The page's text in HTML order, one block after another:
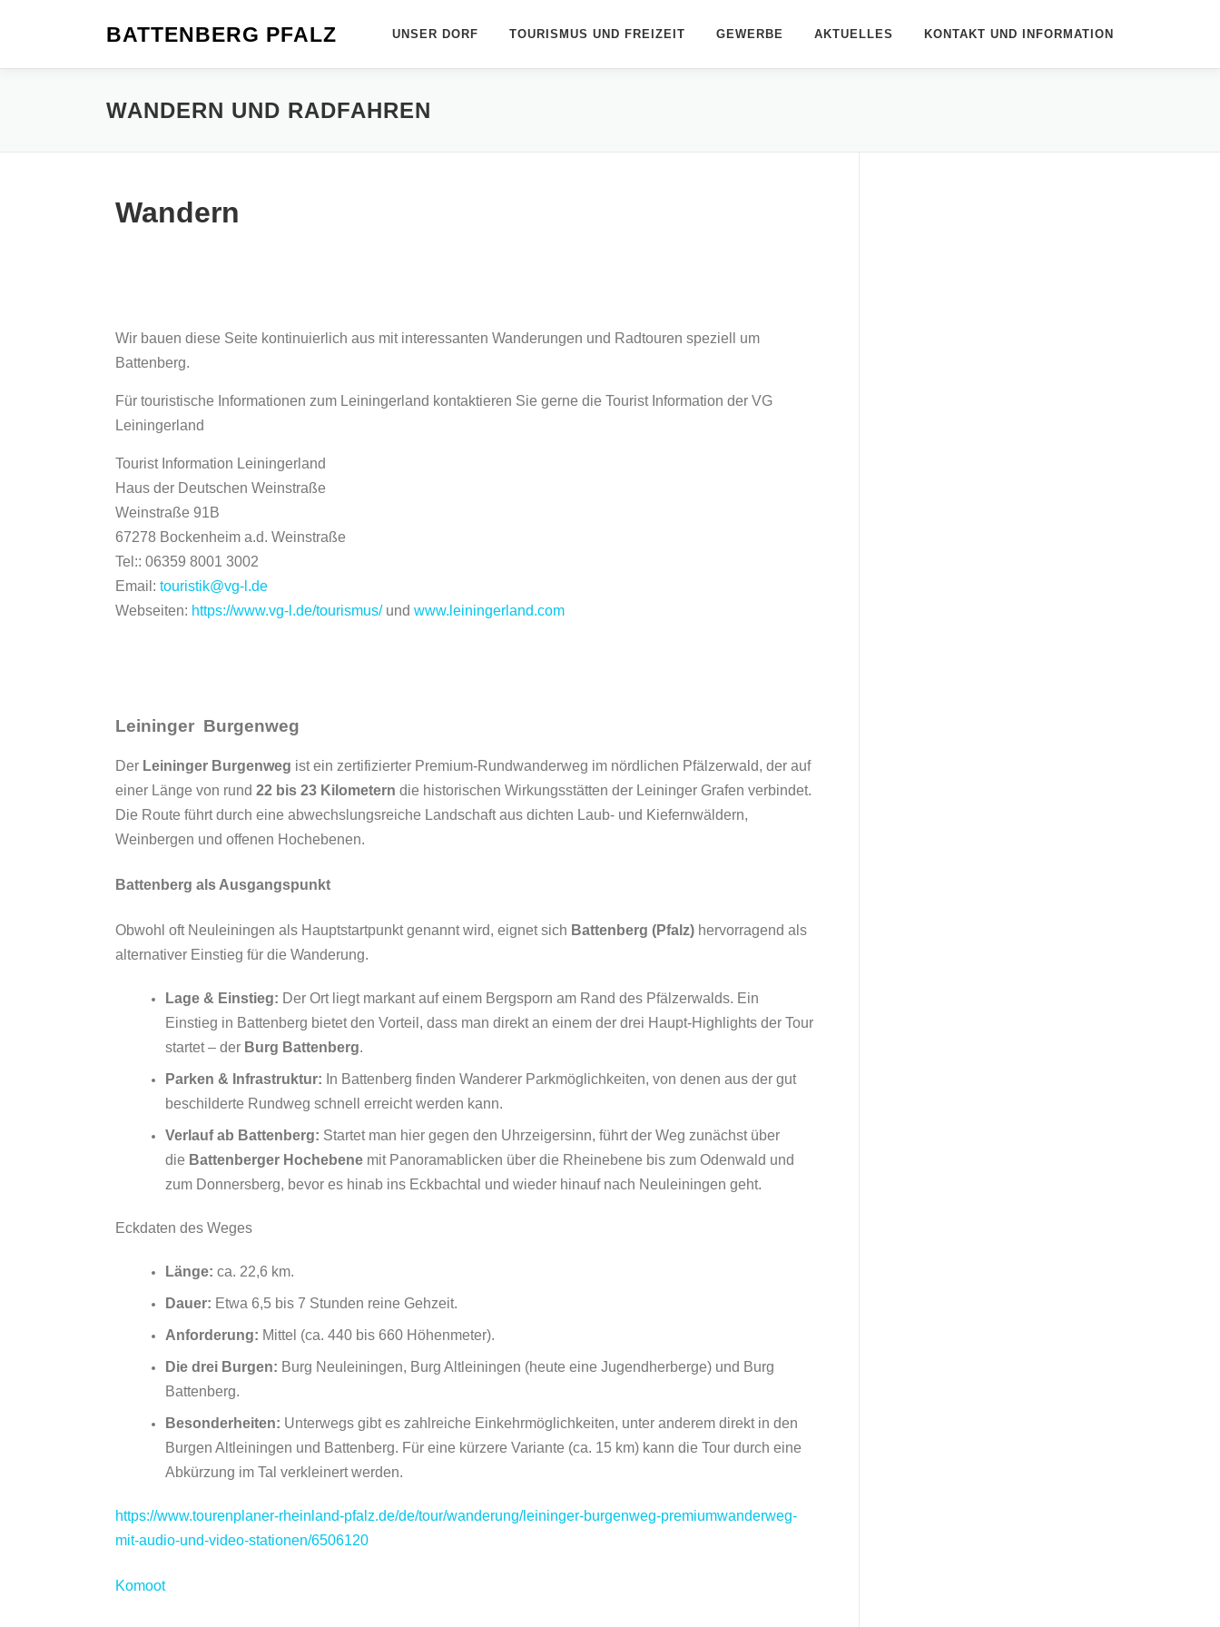
BATTENBERG PFALZ UNSER DORF TOURISMUS UND FREIZEIT GEWERBE AKTUELLES KONTAKT UND INFORMATION
WANDERN UND RADFAHREN
Wandern
Wir bauen diese Seite kontinuierlich aus mit interessanten Wanderungen und Radtouren speziell um
Battenberg.
Für touristische Informationen zum Leiningerland kontaktieren Sie gerne die Tourist Information der VG
Leiningerland
Tourist Information Leiningerland
Haus der Deutschen Weinstraße
Weinstraße 91B
67278 Bockenheim a.d. Weinstraße
Tel:: 06359 8001 3002
Email: touristik@vg-l.de
Webseiten: https://www.vg-l.de/tourismus/und www.leiningerland.com
Leininger Burgenweg
Der Leininger Burgenweg ist ein zertifizierter Premium-Rundwanderweg im nördlichen Pfälzerwald, der auf
einer Länge von rund 22 bis 23 Kilometern die historischen Wirkungsstätten der Leininger Grafen verbindet.
Die Route führt durch eine abwechslungsreiche Landschaft aus dichten Laub- und Kiefernwäldern,
Weinbergen und offenen Hochebenen.
Battenberg als Ausgangspunkt
Obwohl oft Neuleiningen als Hauptstartpunkt genannt wird, eignet sich Battenberg (Pfalz) hervorragend als
alternativer Einstieg für die Wanderung.
Lage & Einstieg: Der Ort liegt markant auf einem Bergsporn am Rand des Pfälzerwalds. Ein
Einstieg in Battenberg bietet den Vorteil, dass man direkt an einem der drei Haupt-Highlights der Tour
startet – der Burg Battenberg.
Parken & Infrastruktur: In Battenberg finden Wanderer Parkmöglichkeiten, von denen aus der gut
beschilderte Rundweg schnell erreicht werden kann.
Verlauf ab Battenberg: Startet man hier gegen den Uhrzeigersinn, führt der Weg zunächst über
die Battenberger Hochebene mit Panoramablicken über die Rheinebene bis zum Odenwald und
zum Donnersberg, bevor es hinab ins Eckbachtal und wieder hinauf nach Neuleiningen geht.
Eckdaten des Weges
Länge: ca. 22,6 km.
Dauer: Etwa 6,5 bis 7 Stunden reine Gehzeit.
Anforderung: Mittel (ca. 440 bis 660 Höhenmeter).
Die drei Burgen: Burg Neuleiningen, Burg Altleiningen (heute eine Jugendherberge) und Burg
Battenberg.
Besonderheiten: Unterwegs gibt es zahlreiche Einkehrmöglichkeiten, unter anderem direkt in den
Burgen Altleiningen und Battenberg. Für eine kürzere Variante (ca. 15 km) kann die Tour durch eine
Abkürzung im Tal verkleinert werden.
https://www.tourenplaner-rheinland-pfalz.de/de/tour/wanderung/leininger-burgenweg-premiumwanderweg-
mit-audio-und-video-stationen/6506120
Komoot